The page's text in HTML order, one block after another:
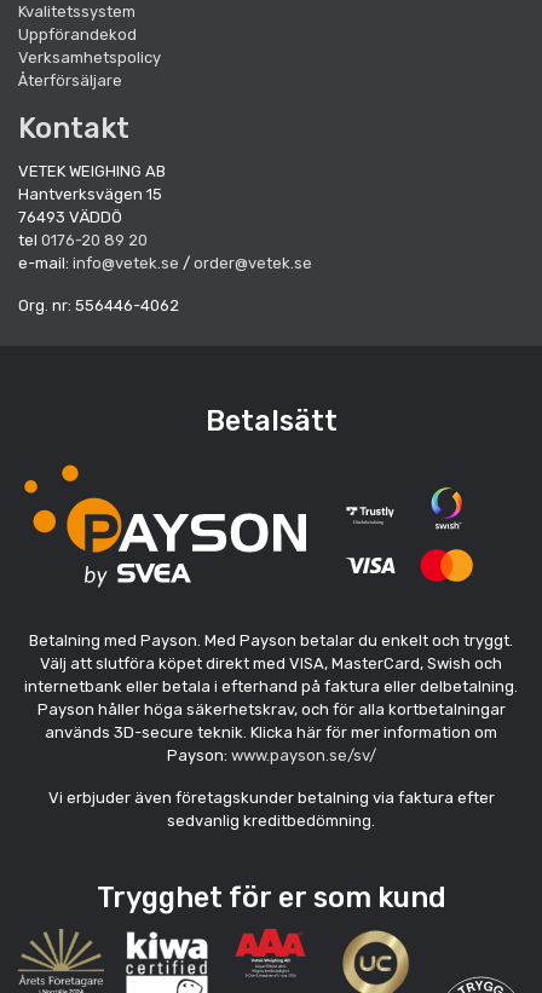
Kvalitetssystem
Uppförandekod
Verksamhetspolicy
Återförsäljare
Kontakt
VETEK WEIGHING AB
Hantverksvägen 15
76493 VÄDDÖ
tel 0176-20 89 20
e-mail: info@vetek.se / order@vetek.se
Org. nr: 556446-4062
Betalsätt
Betalning med Payson. Med Payson betalar du enkelt och tryggt.
Välj att slutföra köpet direkt med VISA, MasterCard, Swish och
internetbank eller betala i efterhand på faktura eller delbetalning.
Payson håller höga säkerhetskrav, och för alla kortbetalningar
används 3D-secure teknik. Klicka här för mer information om
Payson: www.payson.se/sv/
Vi erbjuder även företagskunder betalning via faktura efter
sedvanlig kreditbedömning.
Trygghet för er som kund